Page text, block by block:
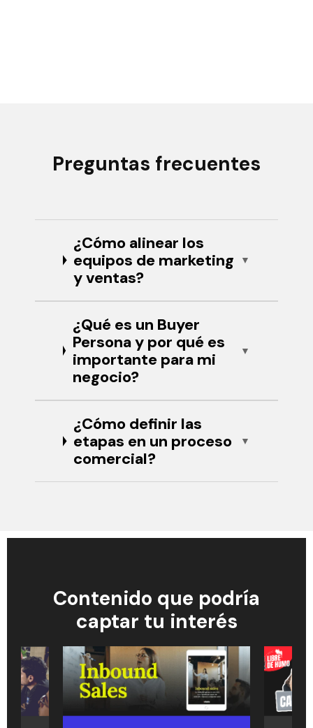
Preguntas frecuentes
¿Cómo alinear los
equipos de marketing
y ventas?
¿Qué es un Buyer
Persona y por qué es
importante para mi
negocio?
¿Cómo definir las
etapas en un proceso
comercial?
Contenido que podría
captar tu interés